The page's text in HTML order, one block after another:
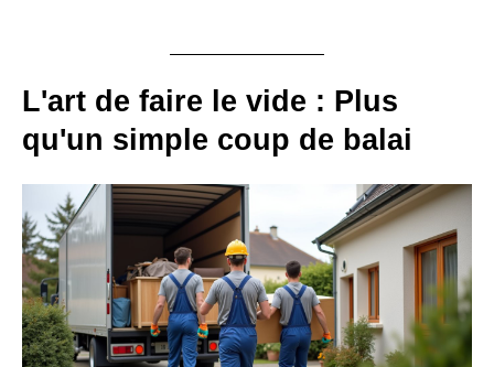
L'art de faire le vide : Plus
qu'un simple coup de balai